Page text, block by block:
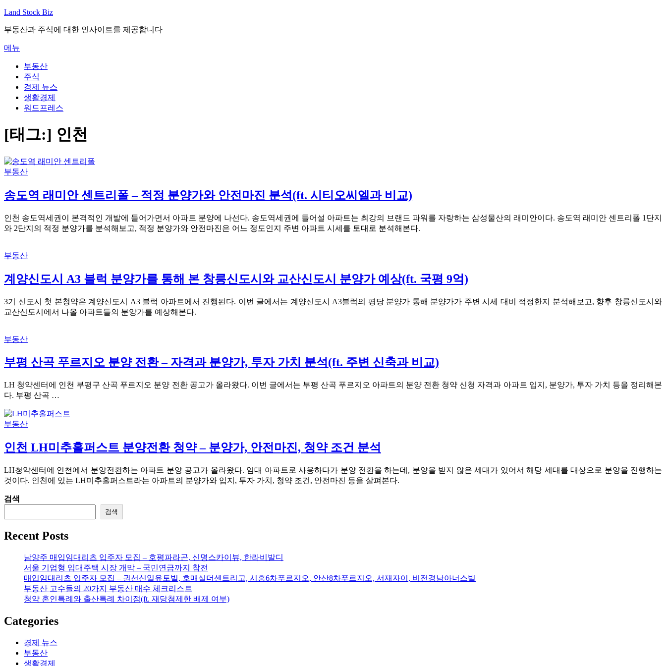
내
으
로
바
Land Stock Biz
부동산과 주식에 대한 인사이트를 제공합니다
메뉴
부동산
주식
경제 뉴스
생활경제
워드프레스
[태그:] 인천
부동산
송도역 래미안 센트리폴 – 적정 분양가와 안전마진 분석(ft. 시티오씨엘과 비교)
인천 송도역세권이 본격적인 개발에 들어가면서 아파트 분양에 나선다. 송도역세권에 들어설 아파트는 최강의 브랜드 파워를 자랑하는 삼성물산의 래미안이다. 송도역 래미안 센트리폴 1단지
와 2단지의 적정 분양가를 분석해보고, 적정 분양가와 안전마진은 어느 정도인지 주변 아파트 시세를 토대로 분석해본다.
부동산
계양신도시 A3 블럭 분양가를 통해 본 창릉신도시와 교산신도시 분양가 예상(ft. 국평 9억)
3기 신도시 첫 본청약은 계양신도시 A3 블럭 아파트에서 진행된다. 이번 글에서는 계양신도시 A3블럭의 평당 분양가 통해 분양가가 주변 시세 대비 적정한지 분석해보고, 향후 창릉신도시와
교산신도시에서 나올 아파트들의 분양가를 예상해본다.
부동산
부평 산곡 푸르지오 분양 전환 – 자격과 분양가, 투자 가치 분석(ft. 주변 신축과 비교)
LH 청약센터에 인천 부평구 산곡 푸르지오 분양 전환 공고가 올라왔다. 이번 글에서는 부평 산곡 푸르지오 아파트의 분양 전환 청약 신청 자격과 아파트 입지, 분양가, 투자 가치 등을 정리해본
다. 부평 산곡 …
부동산
인천 LH미추홀퍼스트 분양전환 청약 – 분양가, 안전마진, 청약 조건 분석
LH청약센터에 인천에서 분양전환하는 아파트 분양 공고가 올라왔다. 임대 아파트로 사용하다가 분양 전환을 하는데, 분양을 받지 않은 세대가 있어서 해당 세대를 대상으로 분양을 진행하는
것이다. 인천에 있는 LH미추홀퍼스트라는 아파트의 분양가와 입지, 투자 가치, 청약 조건, 안전마진 등을 살펴본다.
검색
검색
Recent Posts
남양주 매입임대리츠 입주자 모집 – 호평파라곤, 신명스카이뷰, 한라비발디
서울 기업형 임대주택 시장 개막 – 국민연금까지 참전
매입임대리츠 입주자 모집 – 권선신일유토빌, 호매실더센트리고, 시흥6차푸르지오, 안산8차푸르지오, 서재자이, 비전경남아너스빌
부동산 고수들의 20가지 부동산 매수 체크리스트
청약 혼인특례와 출산특례 차이점(ft. 재당첨제한 배제 여부)
Categories
경제 뉴스
부동산
생활경제